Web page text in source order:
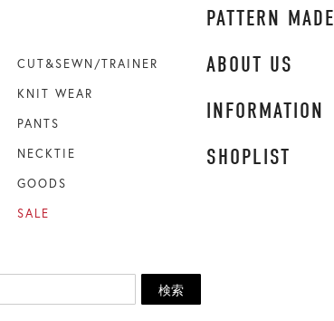
CUT&SEWN/TRAINER
KNIT WEAR
PANTS
NECKTIE
GOODS
SALE
検索
PATTERN MADE
ABOUT US
INFORMATION
SHOPLIST